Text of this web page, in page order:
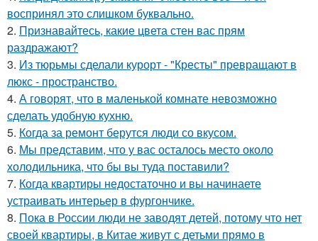
воспринял это слишком буквально.
2. Признавайтесь, какие цвета стен вас прям
раздражают?
3. Из тюрьмы сделали курорт - "Кресты" превращают в
люкс - пространство.
4. А говорят, что в маленькой комнате невозможно
сделать удобную кухню.
5. Когда за ремонт берутся люди со вкусом.
6. Мы представим, что у вас осталось место около
холодильника, что бы вы туда поставили?
7. Когда квартиры недостаточно и вы начинаете
устраивать интерьер в фургончике.
8. Пока в России люди не заводят детей, потому что нет
своей квартиры, в Китае живут с детьми прямо в